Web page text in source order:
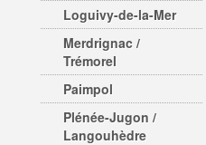
Loguivy-de-la-Mer
Merdrignac /
Trémorel
Paimpol
Plénée-Jugon /
Langouhèdre